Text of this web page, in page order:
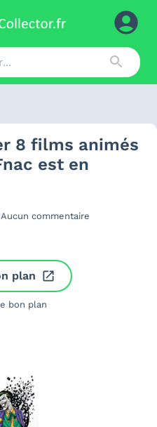
8 films animés
est en
Aucun commentaire
plan
bon plan